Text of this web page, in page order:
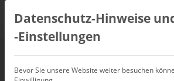
Planung
Datenschutz-Hinweise
‑Einstellungen
Bevor Sie unsere Website weiter besuchen